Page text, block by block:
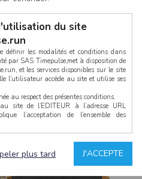
du site
définir les modalités et conditions dans
par SAS Timepulse,met à disposition de
et les services disponibles sur le site
l’utilisateur accède au site et utilise ses
au respect des présentes conditions.
site de l’EDITEUR à l’adresse URL
l’acceptation de l’ensemble des
par quelque procédé que ce
écrit de Fourcherot Mickael et/ou de ses
J'ACCEPTE
plus tard